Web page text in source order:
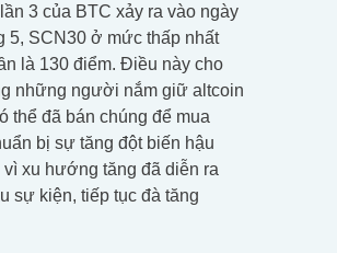
3 của BTC xảy ra vào ngày
5, SCN30 ở mức thấp nhất
là 130 điểm. Điều này cho
những người nắm giữ altcoin
thể đã bán chúng để mua
bị sự tăng đột biến hậu
vì xu hướng tăng đã diễn ra
sự kiện, tiếp tục đà tăng